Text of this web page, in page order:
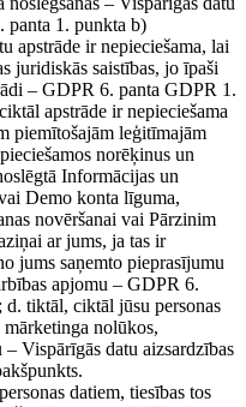
panta 1. punkta b)
apstrāde ir nepieciešama, lai
juridiskās saistības, jo īpaši
– GDPR 6. panta GDPR 1.
apstrāde ir nepieciešama
piemītošajām leģitīmajām
norēķinus un
Informācijas un
Demo konta līguma,
novēršanai vai Pārzinim
ar jums, ja tas ir
jums saņemto pieprasījumu
apjomu – GDPR 6.
tiktāl, ciktāl jūsu personas
nolūkos,
Vispārīgās datu aizsardzības
datiem, tiesības tos